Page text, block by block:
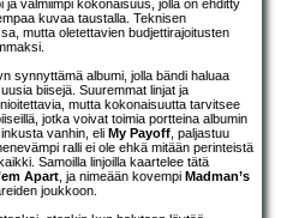
valmiimpi kokonaisuus, jolla on ehditty
kuvaa taustalla. Teknisen
mutta oletettavien budjettirajoitusten
synnyttämä albumi, jolla bändi haluaa
biisejä. Suuremmat linjat ja
mutta kokonaisuutta tarvitsee
jotka voivat toimia portteina albumin
vanhin, eli My Payoff, paljastuu
ralli ei ole ehkä mitään perinteistä
Samoilla linjoilla kaartelee tätä
Apart, ja nimeään kovempi Madman’s
joukkoon.